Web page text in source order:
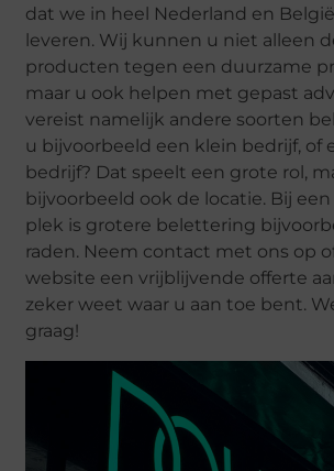
dat we in heel Nederland en
leveren. Wij kunnen u niet alleen
producten tegen een duurzame
maar u ook helpen met gepast
vereist namelijk andere soorten
u bijvoorbeeld een klein bedrijf, of
bedrijf? Dat speelt een grote rol,
bijvoorbeeld ook de locatie. Bij
plek is grotere belettering
raden. Neem contact met ons op
website een vrijblijvende offerte
zeker weet waar u aan toe bent.
graag!